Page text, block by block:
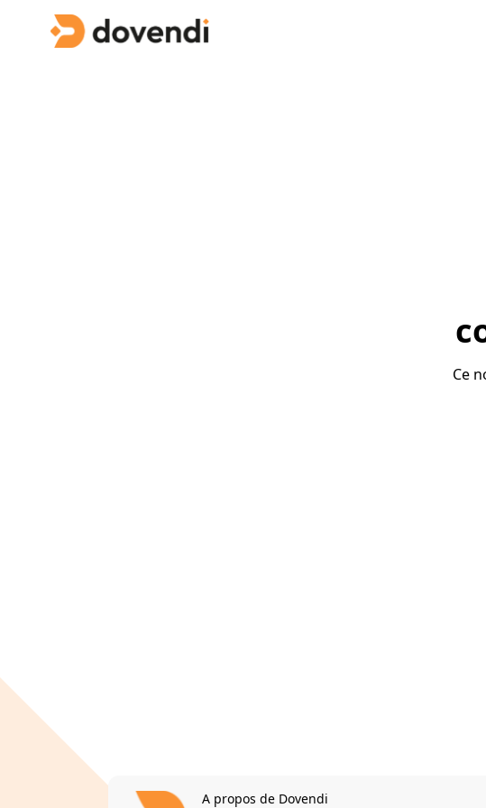
Ce
A propos de Dovendi